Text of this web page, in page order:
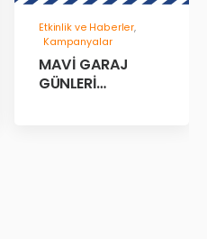
Etkinlik ve Haberler,
Kampanyalar
MAVİ GARAJ
GÜNLERİ